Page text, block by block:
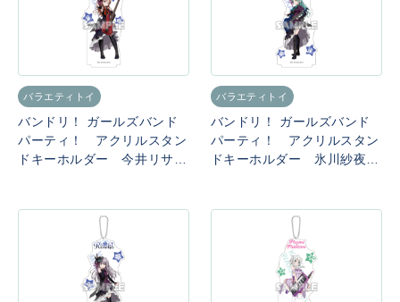
バラエティトイ
バンドリ！ ガールズバンド
パーティ！ アクリルスタン
ドキーホルダー 今井リサ
バラエティトイ
バンドリ！ ガールズバンド
パーティ！ アクリルスタン
ドキーホルダー 氷川紗夜